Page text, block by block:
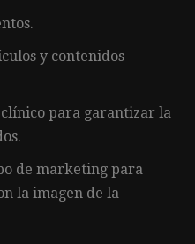
y contenidos
para garantizar la
de marketing para
la imagen de la